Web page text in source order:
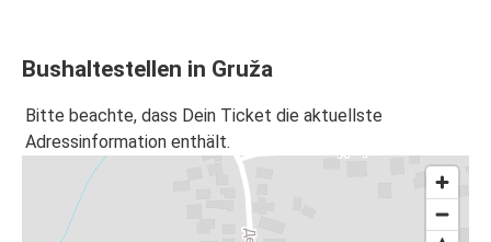
Bushaltestellen in Gruža
Bitte beachte, dass Dein Ticket die aktuellste
Adressinformation enthält.